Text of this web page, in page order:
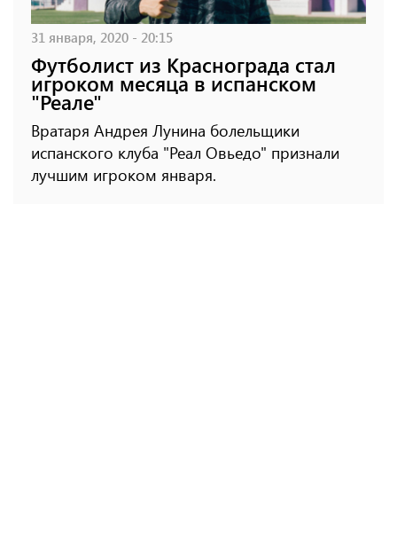
31 января, 2020 - 20:15
Футболист из Краснограда стал
игроком месяца в испанском
"Реале"
Вратаря Андрея Лунина болельщики
испанского клуба "Реал Овьедо" признали
лучшим игроком января.